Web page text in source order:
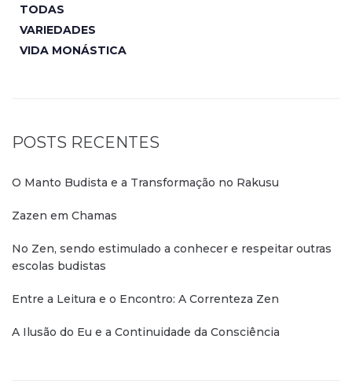
TODAS
VARIEDADES
VIDA MONÁSTICA
POSTS RECENTES
O Manto Budista e a Transformação no Rakusu
Zazen em Chamas
No Zen, sendo estimulado a conhecer e respeitar outras
escolas budistas
Entre a Leitura e o Encontro: A Correnteza Zen
A Ilusão do Eu e a Continuidade da Consciência